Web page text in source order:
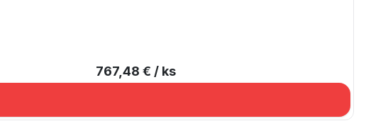
767,48 € / ks